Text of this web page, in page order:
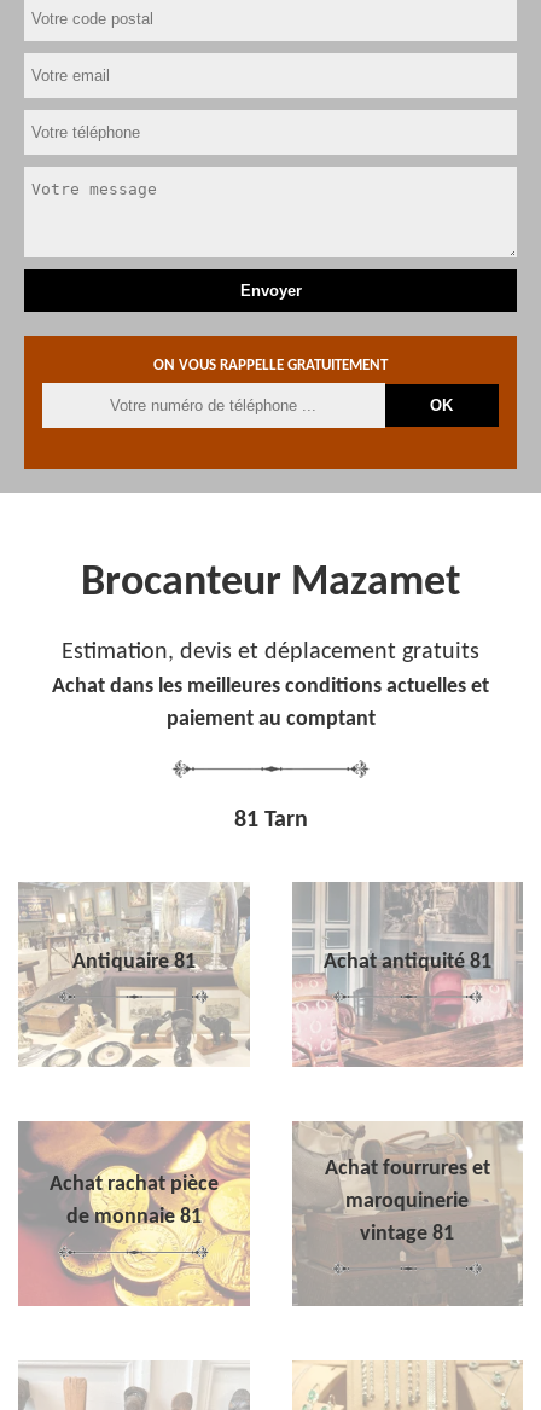
ON VOUS RAPPELLE GRATUITEMENT
Brocanteur Mazamet
Estimation, devis et déplacement gratuits
Achat dans les meilleures conditions actuelles et
paiement au comptant
81 Tarn
Antiquaire 81 Achat antiquité 81
Achat rachat pièce
de monnaie 81
Achat fourrures et
maroquinerie
vintage 81